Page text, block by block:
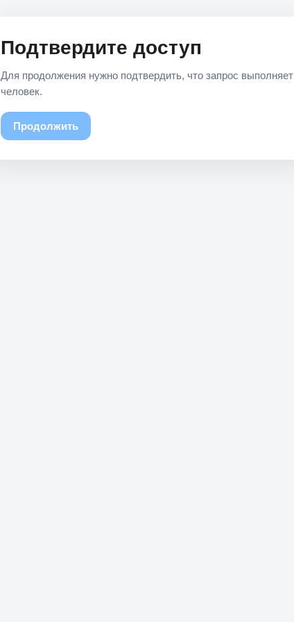
Подтвердите доступ
Для продолжения нужно подтвердить, что запрос выполняет
человек.
Продолжить